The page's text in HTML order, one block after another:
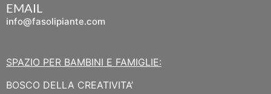
EMAIL
info@fasolipiante.com
SPAZIO PER BAMBINI E FAMIGLIE:
BOSCO DELLA CREATIVITA’